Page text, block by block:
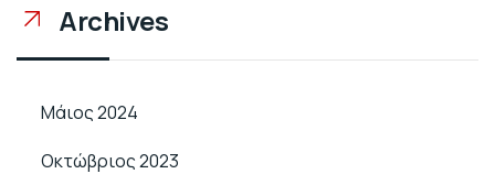
Archives
Μάιος 2024
Οκτώβριος 2023